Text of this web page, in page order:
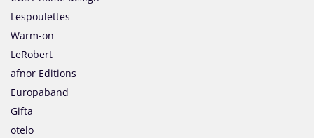
Lespoulettes
Warm-on
LeRobert
afnor Editions
Europaband
Gifta
otelo